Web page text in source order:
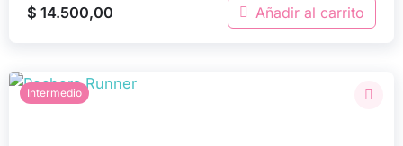
$ 14.500,00 Añadir al carrito
Intermedio